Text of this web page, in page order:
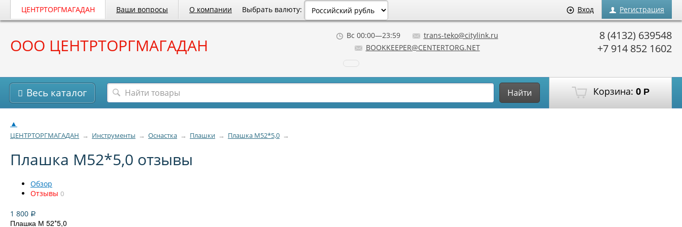
ЦЕНТРТОРГМАГАДАН Ваши вопросы О компании Вход Регистрация
Выбрать валюту:
ООО ЦЕНТРТОРГМАГАДАН
8 (4132) 639548
+7 914 852 1602
Вс 00:00—23:59
trans-teko@citylink.ru
BOOKKEEPER@CENTERTORG.NET
Корзина: 0 Р
Весь каталог Найти
▲
ЦЕНТРТОРГМАГАДАН → Инструменты → Оснастка → Плашки → Плашка М52*5,0 →
Плашка М52*5,0 отзывы
Обзор
Отзывы 0
1 800 Р
Плашка М 52*5,0